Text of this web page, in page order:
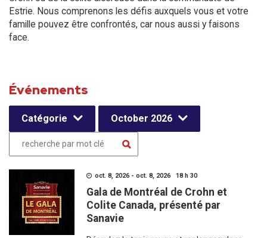
Estrie. Nous comprenons les défis auxquels vous et votre
famille pouvez être confrontés, car nous aussi y faisons
face.
Événements
Catégorie October 2026
oct. 8, 2026 - oct. 8, 2026 18 h 30
Gala de Montréal de Crohn et
Colite Canada, présenté par
Sanavie